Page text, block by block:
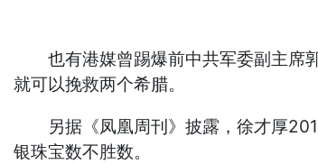
也有港媒曾踢爆前中共军委副主席郭
就可以挽救两个希腊。
另据《凤凰周刊》披露，徐才厚
银珠宝数不胜数。